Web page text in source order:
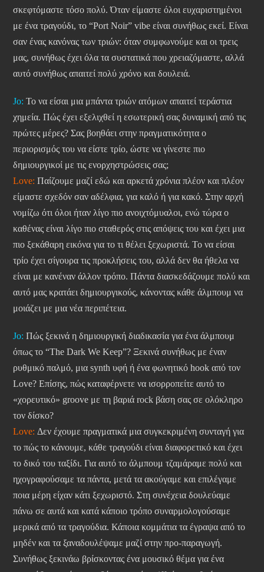
σκεφτόμαστε τόσο πολύ. Όταν είμαστε όλοι ευχαριστημένοι
με ένα τραγούδι, το “Port Noir” vibe είναι συνήθως εκεί. Είναι
σαν ένας κανόνας των τριών: όταν συμφωνούμε και οι τρεις
μας, συνήθως έχει όλα τα συστατικά που χρειαζόμαστε, αλλά
αυτό συνήθως απαιτεί πολύ χρόνο και δουλειά.
Jo: Το να είσαι μια μπάντα τριών ατόμων απαιτεί τεράστια
χημεία. Πώς έχει εξελιχθεί η εσωτερική σας δυναμική από τις
πρώτες μέρες? Σας βοηθάει στην πραγματικότητα ο
περιορισμός του να είστε τρίο, ώστε να γίνεστε πιο
δημιουργικοί με τις ενορχηστρώσεις σας;
Love: Παίζουμε μαζί εδώ και αρκετά χρόνια πλέον και πλέον
είμαστε σχεδόν σαν αδέλφια, για καλό ή για κακό. Στην αρχή
νομίζω ότι όλοι ήταν λίγο πιο ανοιχτόμυαλοι, ενώ τώρα ο
καθένας είναι λίγο πιο σταθερός στις απόψεις του και έχει μια
πιο ξεκάθαρη εικόνα για το τι θέλει ξεχωριστά. Το να είσαι
τρίο έχει σίγουρα τις προκλήσεις του, αλλά δεν θα ήθελα να
είναι με κανέναν άλλον τρόπο. Πάντα διασκεδάζουμε πολύ και
αυτό μας κρατάει δημιουργικούς, κάνοντας κάθε άλμπουμ να
μοιάζει με μια νέα περιπέτεια.
Jo: Πώς ξεκινά η δημιουργική διαδικασία για ένα άλμπουμ
όπως το “The Dark We Keep”? Ξεκινά συνήθως με έναν
ρυθμικό παλμό, μια synth υφή ή ένα φωνητικό hook από τον
Love? Επίσης, πώς καταφέρνετε να ισορροπείτε αυτό το
«χορευτικό» groove με τη βαριά rock βάση σας σε ολόκληρο
τον δίσκο?
Love: Δεν έχουμε πραγματικά μια συγκεκριμένη συνταγή για
το πώς το κάνουμε, κάθε τραγούδι είναι διαφορετικό και έχει
το δικό του ταξίδι. Για αυτό το άλμπουμ τζαμάραμε πολύ και
ηχογραφούσαμε τα πάντα, μετά τα ακούγαμε και επιλέγαμε
ποια μέρη είχαν κάτι ξεχωριστό. Στη συνέχεια δουλεύαμε
πάνω σε αυτά και κατά κάποιο τρόπο συναρμολογούσαμε
μερικά από τα τραγούδια. Κάποια κομμάτια τα έγραψα από το
μηδέν και τα ξαναδουλέψαμε μαζί στην προ-παραγωγή.
Συνήθως ξεκινάω βρίσκοντας ένα μουσικό θέμα για ένα